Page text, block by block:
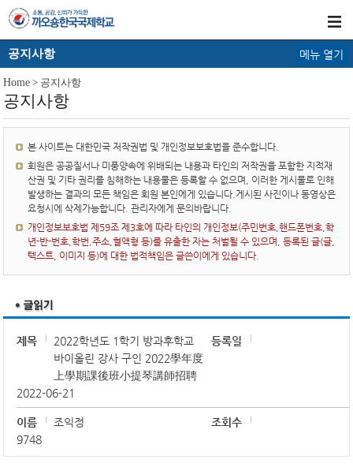
공지사항 메뉴 열기
Home > 공지사항
공지사항
본 사이트는 대한민국 저작권법 및 개인정보보호법을 준수합니다.
회원은 공공질서나 미풍양속에 위배되는 내용과 타인의 저작권을 포함한 지적재
산권 및 기타 권리를 침해하는 내용물은 등록할 수 없으며, 이러한 게시물로 인해
발생하는 결과의 모든 책임은 회원 본인에게 있습니다.게시된 사진이나 동영상은
요청시에 삭제가능합니다. 관리자에게 문의바랍니다.
개인정보보호법 제59조 제3호에 따라 타인의 개인정보(주민번호,핸드폰번호,학
년-반-번호,학번,주소,혈액형 등)를 유출한 자는 처벌될 수 있으며, 등록된 글(글,
텍스트, 이미지 등)에 대한 법적책임은 글쓴이에게 있습니다.
제목
2022학년도 1학기 방과후학교
바이올린 강사 구인 2022學年度
上學期課後班小提琴講師招聘
등록일
2022-06-21
이름 조익정
조회수
9748